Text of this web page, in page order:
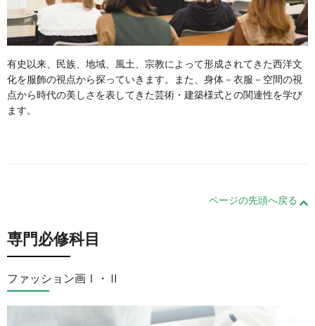
有史以来、民族、地域、風土、宗教によって形成されてきた西洋文
化を服飾の視点から探っていきます。また、身体－衣服－空間の視
点から時代の美しさを表してきた芸術・建築様式との関連性を学び
ます。
ページの先頭へ戻る
専門必修科目
ファッション画Ⅰ・Ⅱ